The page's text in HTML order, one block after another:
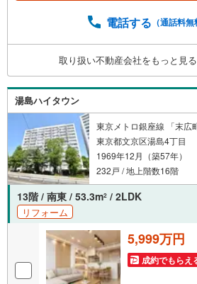
ュレーション。「月々いくらな
はありません。専属FPがお引渡
す。 Yahoo！不動産キャンペー
でPayPayボーナスがもらえるキ
ずYahoo！ JAPAN IDでログイン
い。
電話する （通話料無
取り扱い不動産会社をもっと見
湯島ハイタウン
東京メトロ銀座線 「末広
東京都文京区湯島4丁目
1969年12月（築57年）
232戸 / 地上階数16階
13階 / 南東 / 53.3m2 / 2LDK
リフォーム
5,999万円
成約でもらえ